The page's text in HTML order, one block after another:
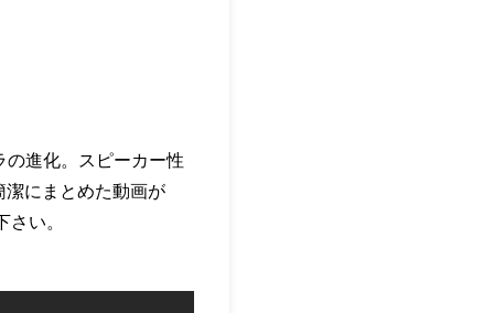
進化。スピーカー性
にまとめた動画が
い。